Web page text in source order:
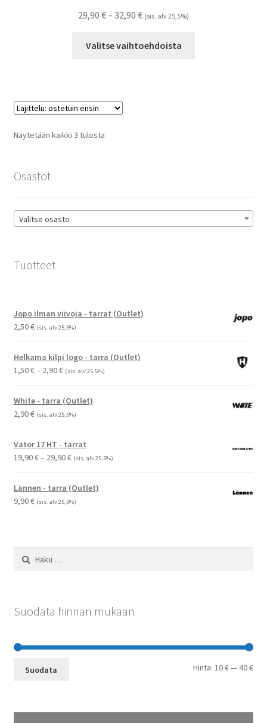
29,90 €– 32,90 €Hintaluokka:
-
(sis. alv 25,5%)
Valitse vaihtoehdoista
Näytetään kaikki 3 tulostaSuosituimmat
Osastot
Valitse osasto
Tuotteet
Jopo ilman viivoja - tarrat (Outlet)
2,50€ (sis. alv 25,5%)
Helkama kilpi logo - tarra (Outlet)
1,50€– 2,90€Hintaluokka:
-
(sis. alv 25,5%)
White - tarra (Outlet)
2,90€ (sis. alv 25,5%)
Vator 17 HT - tarrat
19,90€– 29,90€Hintaluokka:
-
(sis. alv 25,5%)
Lännen - tarra (Outlet)
9,90€ (sis. alv 25,5%)
Haku:
Suodata hinnan mukaan
Suodata Hinta:10 €—40 €